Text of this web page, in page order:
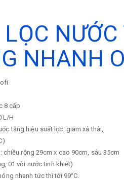
LỌC
NHANH
8 cấp
L/H
tăng hiệu suất lọc, giảm xả thải,
chiều rộng 29cm x cao 90cm, sâu 35cm
01 vòi nước tinh khiết)
nhanh tức thì tới 99°C.